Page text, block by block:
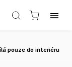
pouze do interiéru